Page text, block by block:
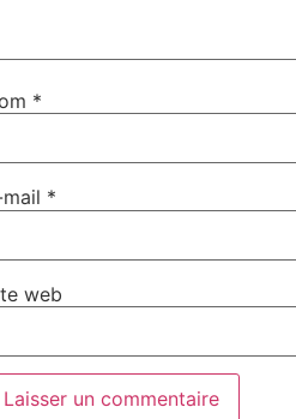
*
*
web